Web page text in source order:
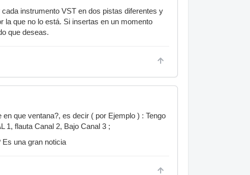
instrumento VST en dos pistas diferentes y
la que no lo está. Si insertas en un momento
que deseas.
que ventana?, es decir ( por Ejemplo ) : Tengo
1, flauta Canal 2, Bajo Canal 3 ;
una gran noticia